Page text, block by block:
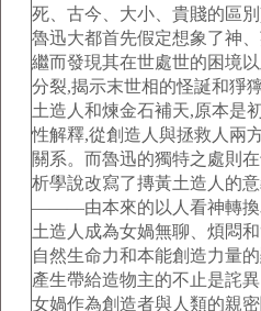
死、古今、大小、貴賤的區
魯迅大都首先假定想象了神
繼而發現其在世處世的困境
分裂,揭示末世相的怪誕和猙
土造人和煉金石補天,原本是
性解釋,從創造人與拯救人兩
關系。而魯迅的獨特之處則
析學說改寫了摶黃土造人的
———由本來的以人看神轉換
土造人成為女媧無聊、煩悶
自然生命力和本能創造力量
產生帶給造物主的不止是詫
女媧作為創造者與人類的親